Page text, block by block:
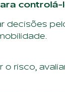
controlá-
decisões
risco,